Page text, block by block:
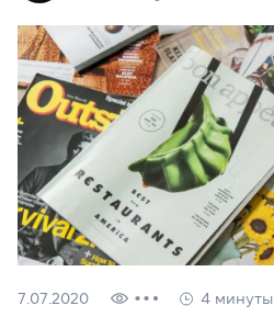
7.07.2020 4 минуты